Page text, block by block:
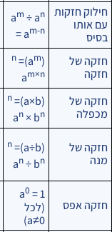
חילוק חזקות
עם אותו
בסיס
am ÷ an
= am-n
חזקה של
חזקה
(a
m
)
n=
am×n
חזקה של
מכפלה
(a×b)
n=
an × bn
חזקה של
מנה
(a÷b)
n=
an÷ bn
חזקה אפס
a0 = 1
(לכל
a≠0)